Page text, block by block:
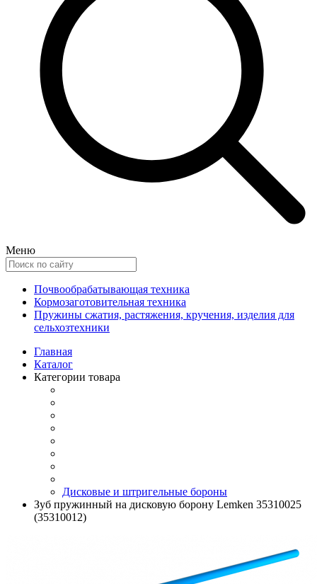
Меню
Почвообрабатывающая техника
Кормозаготовительная техника
Пружины сжатия, растяжения, кручения, изделия для
сельхозтехники
Главная
Каталог
Категории товара
Дисковые и штригельные бороны
Зуб пружинный на дисковую борону Lemken 35310025
(35310012)